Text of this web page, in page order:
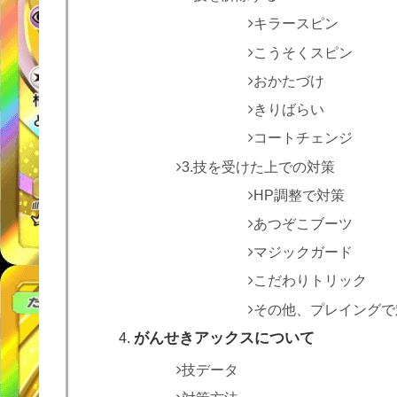
キラースピン
こうそくスピン
おかたづけ
きりばらい
コートチェンジ
3.技を受けた上での対策
HP調整で対策
あつぞこブーツ
マジックガード
こだわりトリック
その他、プレイング
がんせきアックスについて
技データ